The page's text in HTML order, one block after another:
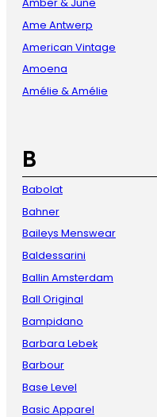
Amber & June
Ame Antwerp
American Vintage
Amoena
Amélie & Amélie
B
Babolat
Bahner
Baileys Menswear
Baldessarini
Ballin Amsterdam
Ball Original
Bampidano
Barbara Lebek
Barbour
Base Level
Basic Apparel